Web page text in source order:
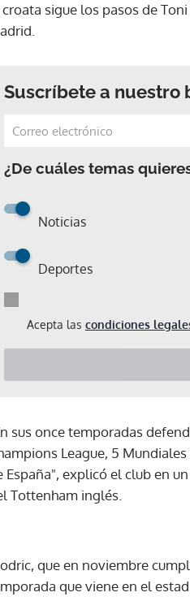
croata sigue los pasos de
Suscríbete a nuestro
¿De cuáles temas
Noticias
Deportes
Acepta las condiciones
sus once temporadas
League, 5
España", explicó el club en
Tottenham inglés.
que en noviembre
que viene en el